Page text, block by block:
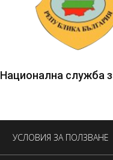
Национална служба
УСЛОВИЯ ЗА ПОЛЗВАНЕ